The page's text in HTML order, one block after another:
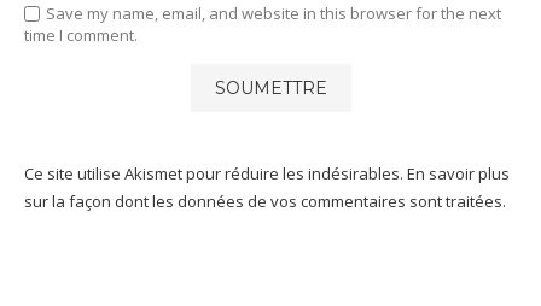
Save my name, email, and website in this browser for the next
time I comment.
Ce site utilise Akismet pour réduire les indésirables. En savoir plus
sur la façon dont les données de vos commentaires sont traitées.